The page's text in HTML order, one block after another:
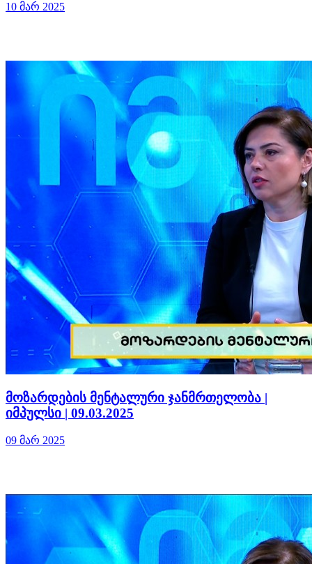
10 მარ 2025
მოზარდების მენტალური ჯანმრთელობა |
იმპულსი | 09.03.2025
09 მარ 2025